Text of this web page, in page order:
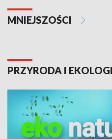
MNIEJSZOŚCI
PRZYRODA I